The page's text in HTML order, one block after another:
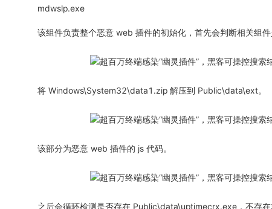
mdwslp.exe
该组件负责整个恶意 web 插件的初始化，首先会判断相关组件
将 Windows\System32\data1.zip 解压到 Public\data\ext。
该部分为恶意 web 插件的 js 代码。
之后会循环检测是否存在 Public\data\uptimecrx.exe，不存